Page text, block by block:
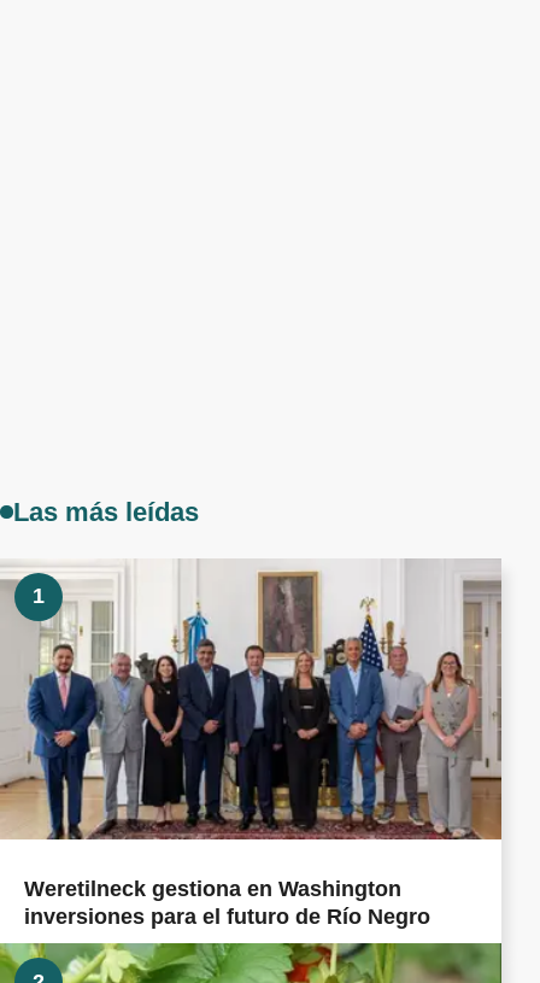
Las más leídas
1
Weretilneck gestiona en Washington
inversiones para el futuro de Río Negro